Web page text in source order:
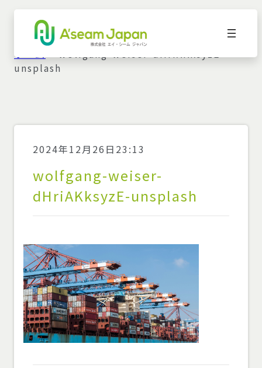
ホーム »wolfgang-weiser-dHriAKksyzE-
unsplash
2024年12月26日23:13
wolfgang-weiser-
dHriAKksyzE-unsplash